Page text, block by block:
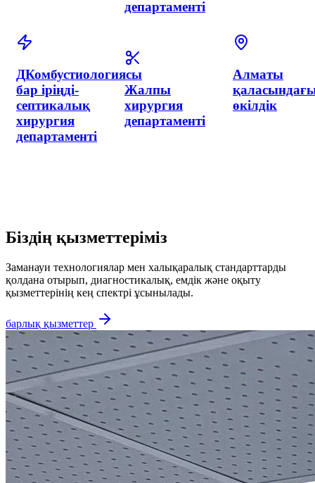
Эндоскопия
департаменті
Операциялық
блок
терапия
департаменті
Біздің қызметтеріміз
Заманауи технологиялар мен халықаралық стандарттарды
қолдана отырып, диагностикалық, емдік және оқыту
қызметтерінің кең спектрі ұсынылады.
барлық қызметтер